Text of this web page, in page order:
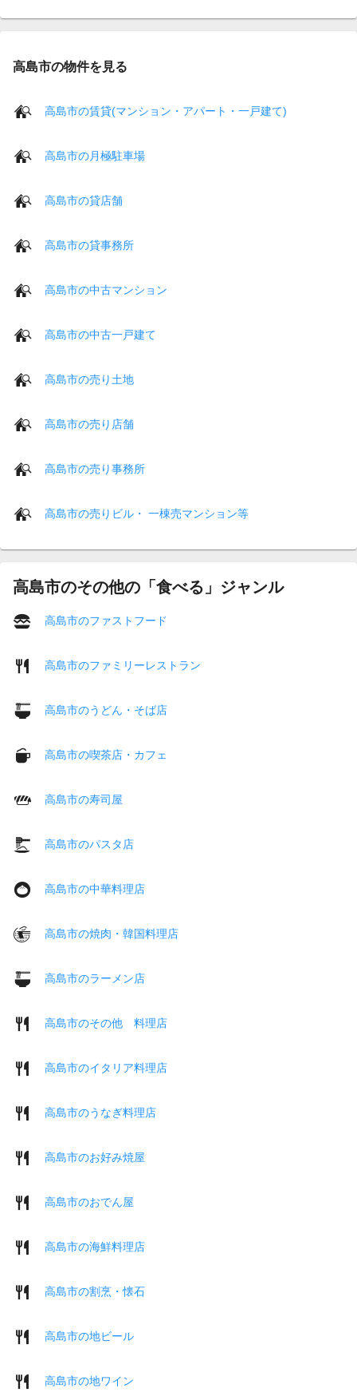
高島市の物件を見る
高島市の賃貸(マンション・アパート・一戸建て)
高島市の月極駐車場
高島市の貸店舗
高島市の貸事務所
高島市の中古マンション
高島市の中古一戸建て
高島市の売り土地
高島市の売り店舗
高島市の売り事務所
高島市の売りビル・ 一棟売マンション等
高島市のその他の「食べる」ジャンル
高島市のファストフード
高島市のファミリーレストラン
高島市のうどん・そば店
高島市の喫茶店・カフェ
高島市の寿司屋
高島市のパスタ店
高島市の中華料理店
高島市の焼肉・韓国料理店
高島市のラーメン店
高島市のその他 料理店
高島市のイタリア料理店
高島市のうなぎ料理店
高島市のお好み焼屋
高島市のおでん屋
高島市の海鮮料理店
高島市の割烹・懐石
高島市の地ビール
高島市の地ワイン